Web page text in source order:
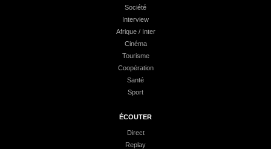
Société
Interview
Afrique / Inter
Cinéma
Tourisme
Coopération
Santé
Sport
ÉCOUTER
Direct
Replay